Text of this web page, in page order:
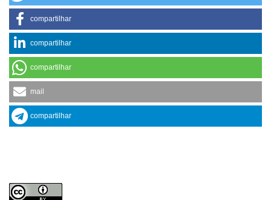
compartilhar
compartilhar
compartilhar
mail
compartilhar